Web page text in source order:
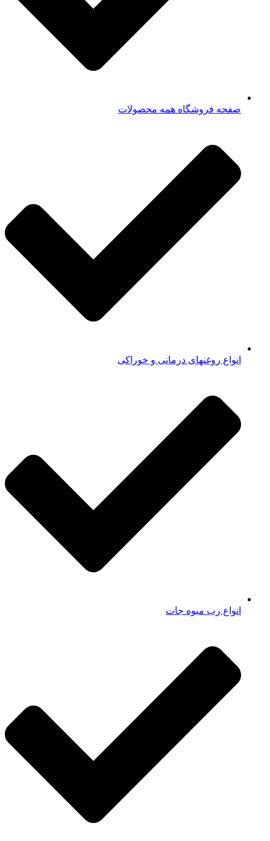
صفحه فروشگاه همه محصولات​
انواع روغنهای درمانی و خوراکی
انواع رب میوه جات